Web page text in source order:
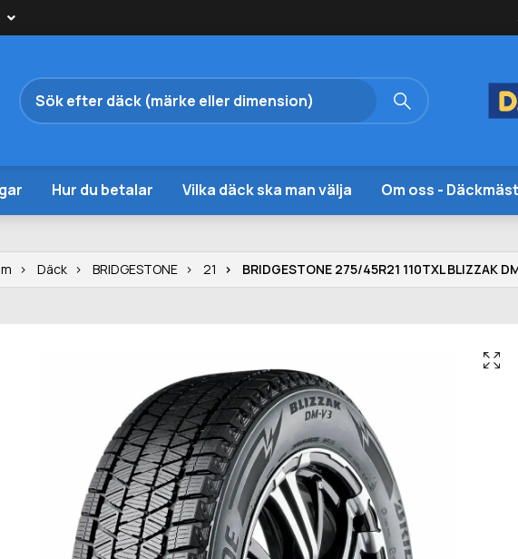
Hur du betalar Vilka däck ska man välja Om oss -
Däck BRIDGESTONE 21 BRIDGESTONE 275/45R21 110TXL BLIZZAK